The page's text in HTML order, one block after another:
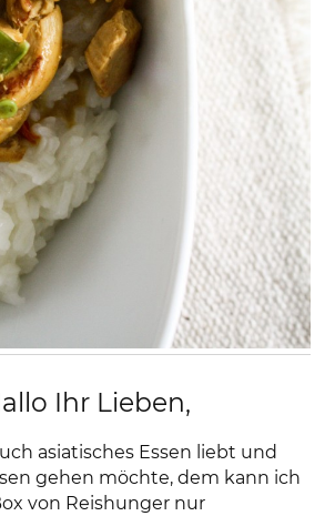
Ihr Lieben,
asiatisches Essen liebt und
gehen möchte, dem kann ich
von Reishunger nur